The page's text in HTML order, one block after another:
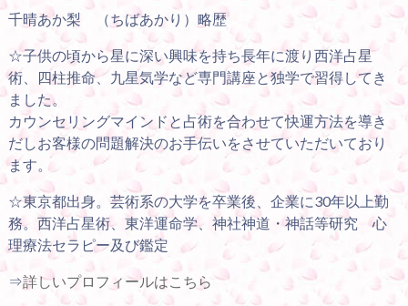
千晴あか梨 （ちばあかり）略歴
☆子供の頃から星に深い興味を持ち長年に渡り西洋占星
術、四柱推命、九星気学など専門講座と独学で習得してき
ました。
カウンセリングマインドと占術を合わせて快運方法を導き
だしお客様の問題解決のお手伝いをさせていただいており
ます。
☆東京都出身。芸術系の大学を卒業後、企業に30年以上勤
務。西洋占星術、東洋運命学、神社神道・神話等研究 心
理療法セラピー及び鑑定
⇒詳しいプロフィールはこちら